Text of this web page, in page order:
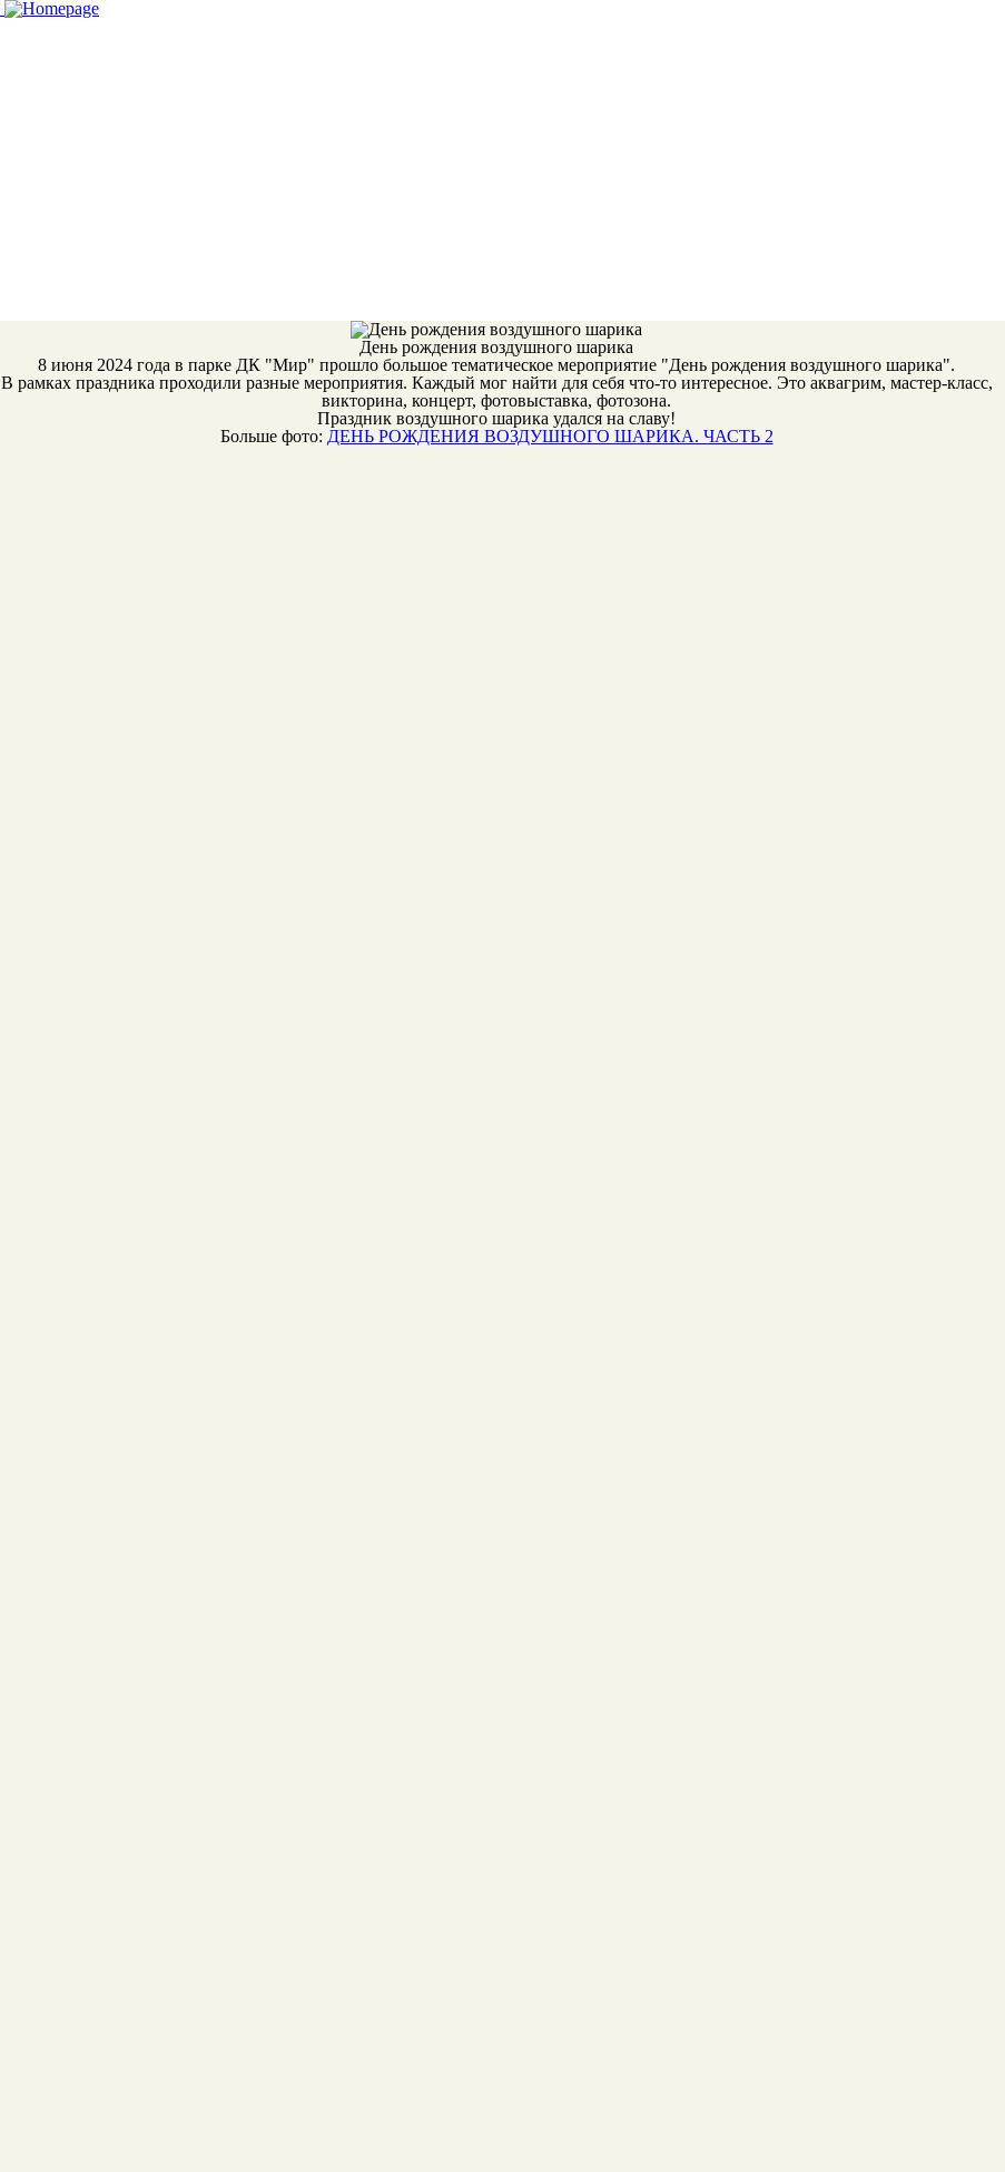
День рождения воздушного шарика
8 июня 2024 года в парке ДК "Мир" прошло большое тематическое мероприятие "День рождения воздушного шарика".
В рамках праздника проходили разные мероприятия. Каждый мог найти для себя что-то интересное. Это аквагрим, мастер-класс,
викторина, концерт, фотовыставка, фотозона.
Праздник воздушного шарика удался на славу!
Больше фото: ДЕНЬ РОЖДЕНИЯ ВОЗДУШНОГО ШАРИКА. ЧАСТЬ 2